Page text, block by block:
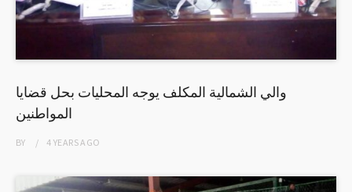
والي الشمالية المكلف يوجه المحليات بحل قضايا
المواطنين
BY 4 YEARSAGO